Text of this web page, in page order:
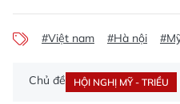
#Việt nam #Hà nội
Chủ đề HỘI NGHỊ MỸ - TRIỀU